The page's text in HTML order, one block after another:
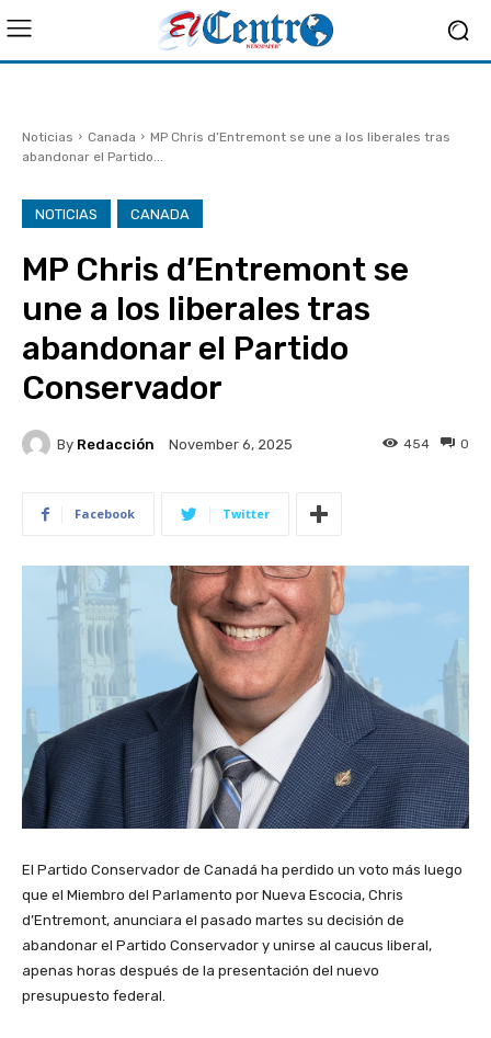
Noticias Canada
MP Chris d’Entremont se une a los liberales tras
abandonar el Partido...
NOTICIAS CANADA
MP Chris d’Entremont se
une a los liberales tras
abandonar el Partido
Conservador
By Redacción November 6, 2025 0
454
Facebook Twitter
El Partido Conservador de Canadá ha perdido un voto más luego
que el Miembro del Parlamento por Nueva Escocia, Chris
d’Entremont, anunciara el pasado martes su decisión de
abandonar el Partido Conservador y unirse al caucus liberal,
apenas horas después de la presentación del nuevo
presupuesto federal.